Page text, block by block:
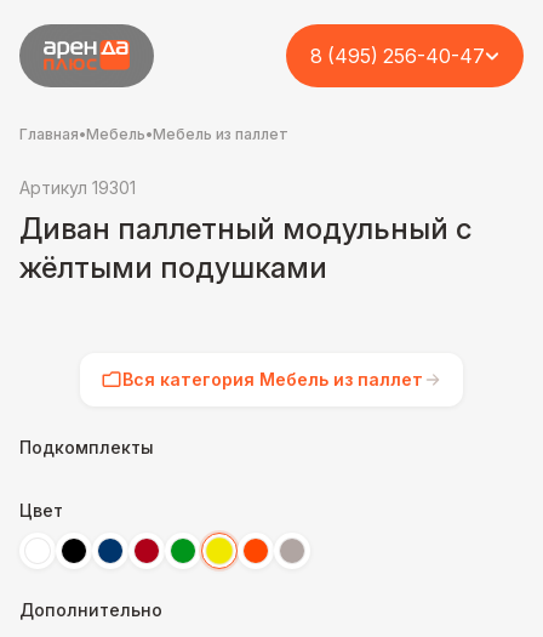
8 (495) 256-40-47
Главная•Мебель•Мебель из паллет
Артикул 19301
Диван паллетный модульный с
жёлтыми подушками
Вся категория Мебель из паллет
Подкомплекты
Цвет
Дополнительно